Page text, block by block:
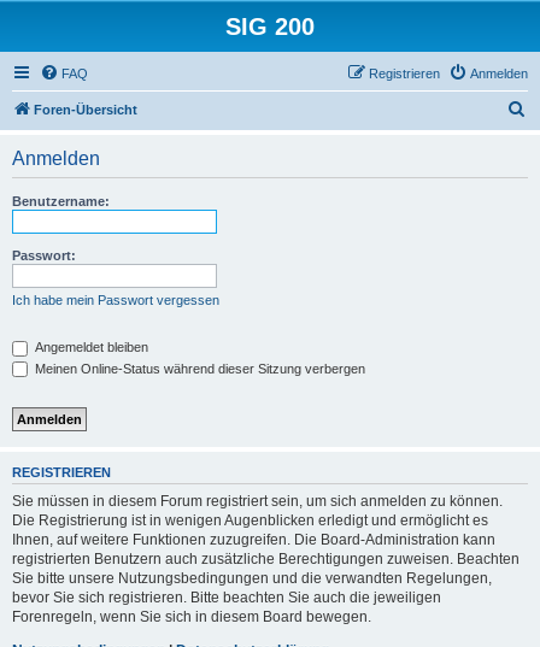
SIG 200
FAQ Anmelden
Registrieren
Foren-Übersicht
Anmelden
Benutzername:
Passwort:
Ich habe mein Passwort vergessen
Angemeldet bleiben
Meinen Online-Status während dieser Sitzung verbergen
REGISTRIEREN
Sie müssen in diesem Forum registriert sein, um sich anmelden zu können.
Die Registrierung ist in wenigen Augenblicken erledigt und ermöglicht es
Ihnen, auf weitere Funktionen zuzugreifen. Die Board-Administration kann
registrierten Benutzern auch zusätzliche Berechtigungen zuweisen. Beachten
Sie bitte unsere Nutzungsbedingungen und die verwandten Regelungen,
bevor Sie sich registrieren. Bitte beachten Sie auch die jeweiligen
Forenregeln, wenn Sie sich in diesem Board bewegen.